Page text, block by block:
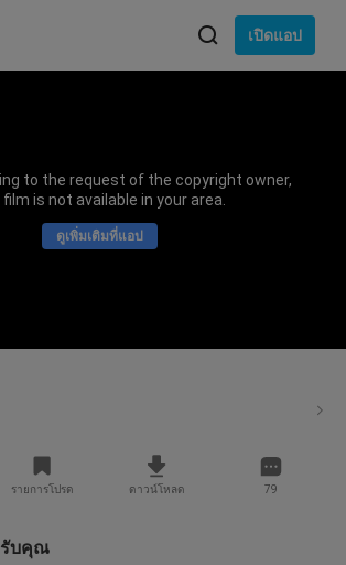
เปิดแอป
to the request of the copyright owner,
is not available in your area.
ดูเพิ่มเติมที่แอป
รายการโปรด ดาวน์โหลด 79
รับคุณ